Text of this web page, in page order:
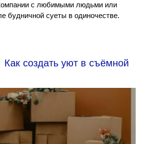
с любимыми людьми или
будничной суеты в одиночестве.
Как создать уют в съёмной